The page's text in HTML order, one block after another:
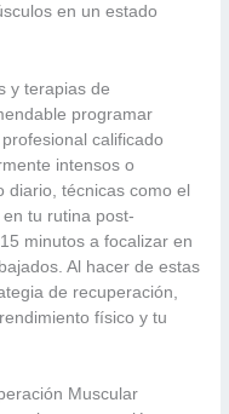
en un estado
y terapias de
programar
calificado
intensos o
diario, técnicas como el
tu rutina post-
minutos a focalizar en
Al hacer de estas
de recuperación,
físico y tu
Muscular